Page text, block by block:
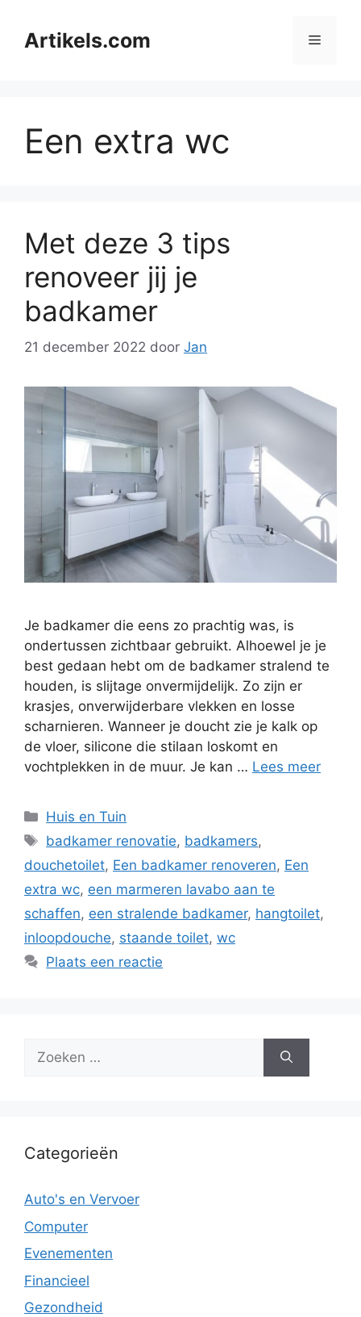
Artikels.com Menu
Een extra wc
Met deze 3 tips
renoveer jij je
badkamer
21 december 2022 door Jan
Je badkamer die eens zo prachtig was, is
ondertussen zichtbaar gebruikt. Alhoewel je je
best gedaan hebt om de badkamer stralend te
houden, is slijtage onvermijdelijk. Zo zijn er
krasjes, onverwijderbare vlekken en losse
scharnieren. Wanneer je doucht zie je kalk op
de vloer, silicone die stilaan loskomt en
vochtplekken in de muur. Je kan … Lees meer
Categorieën
Huis en Tuin
Tags
badkamer renovatie, badkamers,
douchetoilet, Een badkamer renoveren, Een
extra wc, een marmeren lavabo aan te
schaffen, een stralende badkamer, hangtoilet,
inloopdouche, staande toilet, wc
Plaats een reactie
Zoek
Categorieën
Auto's en Vervoer
Computer
Evenementen
Financieel
Gezondheid